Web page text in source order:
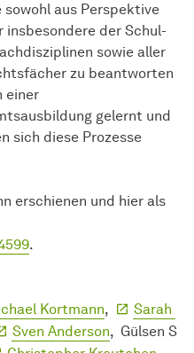
aus Perspektive
insbesondere der Schul-
sowie aller
zu beantworten
einer
gelernt und
sich diese Prozesse
erschienen und hier als
.
Kortmann,
Sarah
Sven Anderson, Gülsen S